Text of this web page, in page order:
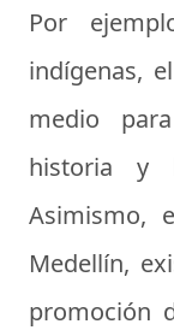
Por
indígenas,
medio
historia y
Asimismo,
Medellín,
promoción